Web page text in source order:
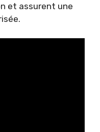
et assurent une